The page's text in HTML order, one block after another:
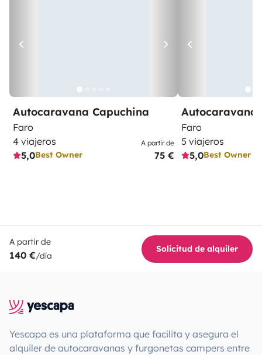
Autocaravana Capuchina
Faro
4 viajeros
5,0Best Owner
A partir de
75 €
Autocaravana
Faro
5 viajeros
5,0Best Owner
A partir de
140 €/día
Solicitud de alquiler
Yescapa es una plataforma que facilita y asegura el
alquiler de autocaravanas y furgonetas campers entre